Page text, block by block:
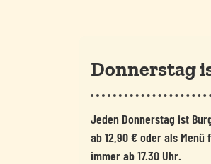
Donnerstag
Jeden Donnerstag ist
ab 12,90 € oder als
immer ab 17.30 Uhr.